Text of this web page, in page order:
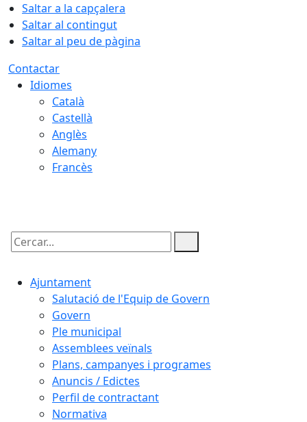
Saltar a la capçalera
Saltar al contingut
Saltar al peu de pàgina
Contactar
Idiomes
Català
Castellà
Anglès
Alemany
Francès
Cercar:
Ajuntament
Salutació de l'Equip de Govern
Govern
Ple municipal
Assemblees veïnals
Plans, campanyes i programes
Anuncis / Edictes
Perfil de contractant
Normativa